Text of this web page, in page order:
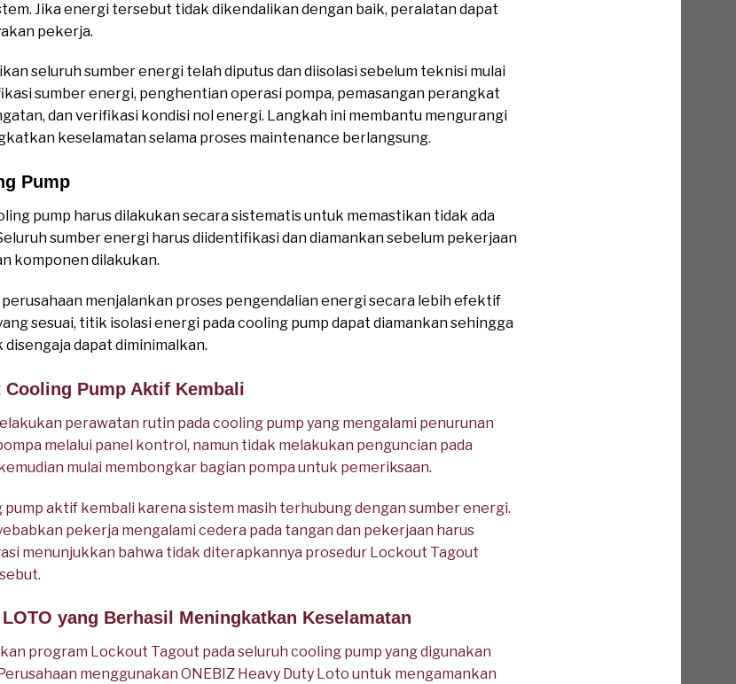
Jika energi tersebut tidak dikendalikan dengan baik, peralatan dapat
pekerja.
seluruh sumber energi telah diputus dan diisolasi sebelum teknisi mulai
sumber energi, penghentian operasi pompa, pemasangan perangkat
dan verifikasi kondisi nol energi. Langkah ini membantu mengurangi
keselamatan selama proses maintenance berlangsung.
Pump
pump harus dilakukan secara sistematis untuk memastikan tidak ada
sumber energi harus diidentifikasi dan diamankan sebelum pekerjaan
komponen dilakukan.
menjalankan proses pengendalian energi secara lebih efektif
sesuai, titik isolasi energi pada cooling pump dapat diamankan sehingga
dapat diminimalkan.
Pump Aktif Kembali
perawatan rutin pada cooling pump yang mengalami penurunan
melalui panel kontrol, namun tidak melakukan penguncian pada
mulai membongkar bagian pompa untuk pemeriksaan.
aktif kembali karena sistem masih terhubung dengan sumber energi.
pekerja mengalami cedera pada tangan dan pekerjaan harus
menunjukkan bahwa tidak diterapkannya prosedur Lockout Tagout
yang Berhasil Meningkatkan Keselamatan
program Lockout Tagout pada seluruh cooling pump yang digunakan
menggunakan ONEBIZ Heavy Duty Loto untuk mengamankan